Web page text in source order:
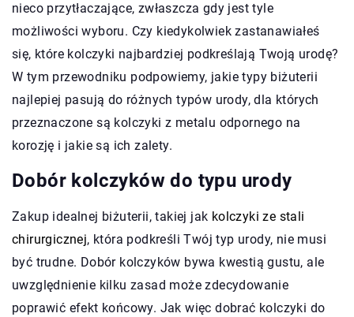
nieco przytłaczające, zwłaszcza gdy jest tyle
możliwości wyboru. Czy kiedykolwiek zastanawiałeś
się, które kolczyki najbardziej podkreślają Twoją urodę?
W tym przewodniku podpowiemy, jakie typy biżuterii
najlepiej pasują do różnych typów urody, dla których
przeznaczone są kolczyki z metalu odpornego na
korozję i jakie są ich zalety.
Dobór kolczyków do typu urody
Zakup idealnej biżuterii, takiej jak kolczyki ze stali
chirurgicznej, która podkreśli Twój typ urody, nie musi
być trudne. Dobór kolczyków bywa kwestią gustu, ale
uwzględnienie kilku zasad może zdecydowanie
poprawić efekt końcowy. Jak więc dobrać kolczyki do